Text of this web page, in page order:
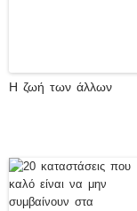
Η ζωή των άλλων